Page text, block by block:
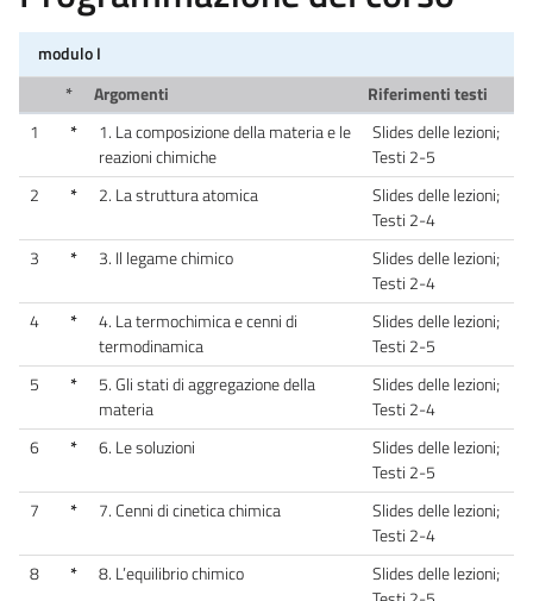
modulo I
*
Argomenti
Riferimenti testi
1
*
1. La composizione della materia e le
reazioni chimiche
Slides delle lezioni;
Testi 2-5
2
* 2. La struttura atomica
Slides delle lezioni;
Testi 2-4
3
* 3. Il legame chimico
Slides delle lezioni;
Testi 2-4
4
*
4. La termochimica e cenni di
termodinamica
Slides delle lezioni;
Testi 2-5
5
*
5. Gli stati di aggregazione della
materia
Slides delle lezioni;
Testi 2-4
6
* 6. Le soluzioni
Slides delle lezioni;
Testi 2-5
7
* 7. Cenni di cinetica chimica
Slides delle lezioni;
Testi 2-4
8
* 8. L’equilibrio chimico
Slides delle lezioni;